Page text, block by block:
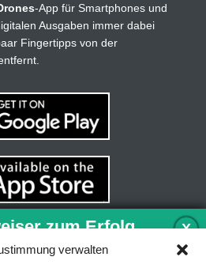
verwalten
-App für Smartphones und
Ausgaben immer dabei
Fingertipps von der
X
zum Erfolg